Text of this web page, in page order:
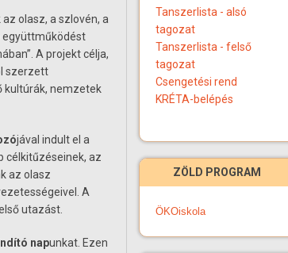
olasz, a szlovén, a
együttműködést
A projekt célja,
szerzett
kultúrák, nemzetek
jával indult el a
célkitűzéseinek, az
az olasz
A
utazást.
napunkat. Ezen
Tanszerlista - alsó
tagozat
Tanszerlista - felső
tagozat
Csengetési rend
KRÉTA-belépés
ZÖLD PROGRAM
ÖKOiskola